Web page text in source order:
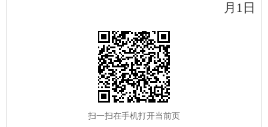
月1日
扫一扫在手机打开当前页